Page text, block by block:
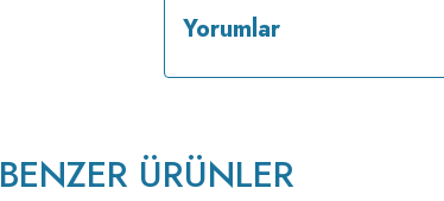
Yorumlar
BENZER ÜRÜNLER